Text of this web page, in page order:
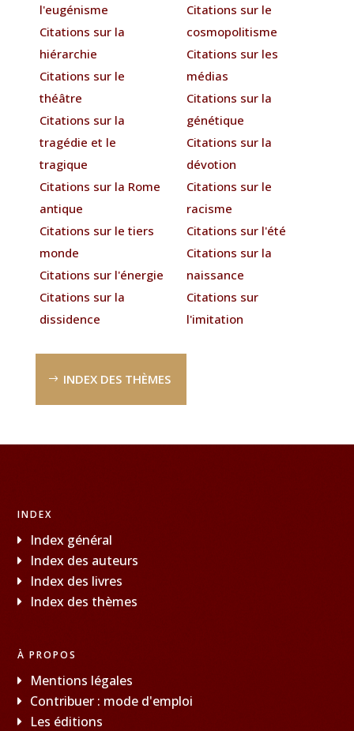
l'eugénisme
Citations sur la
hiérarchie
Citations sur le
théâtre
Citations sur la
tragédie et le
tragique
Citations sur la Rome
antique
Citations sur le tiers
monde
Citations sur l'énergie
Citations sur la
dissidence
Citations sur le
cosmopolitisme
Citations sur les
médias
Citations sur la
génétique
Citations sur la
dévotion
Citations sur le
racisme
Citations sur l'été
Citations sur la
naissance
Citations sur
l'imitation
INDEX DES THÈMES
INDEX
Index général
Index des auteurs
Index des livres
Index des thèmes
À PROPOS
Mentions légales
Contribuer : mode d'emploi
Les éditions